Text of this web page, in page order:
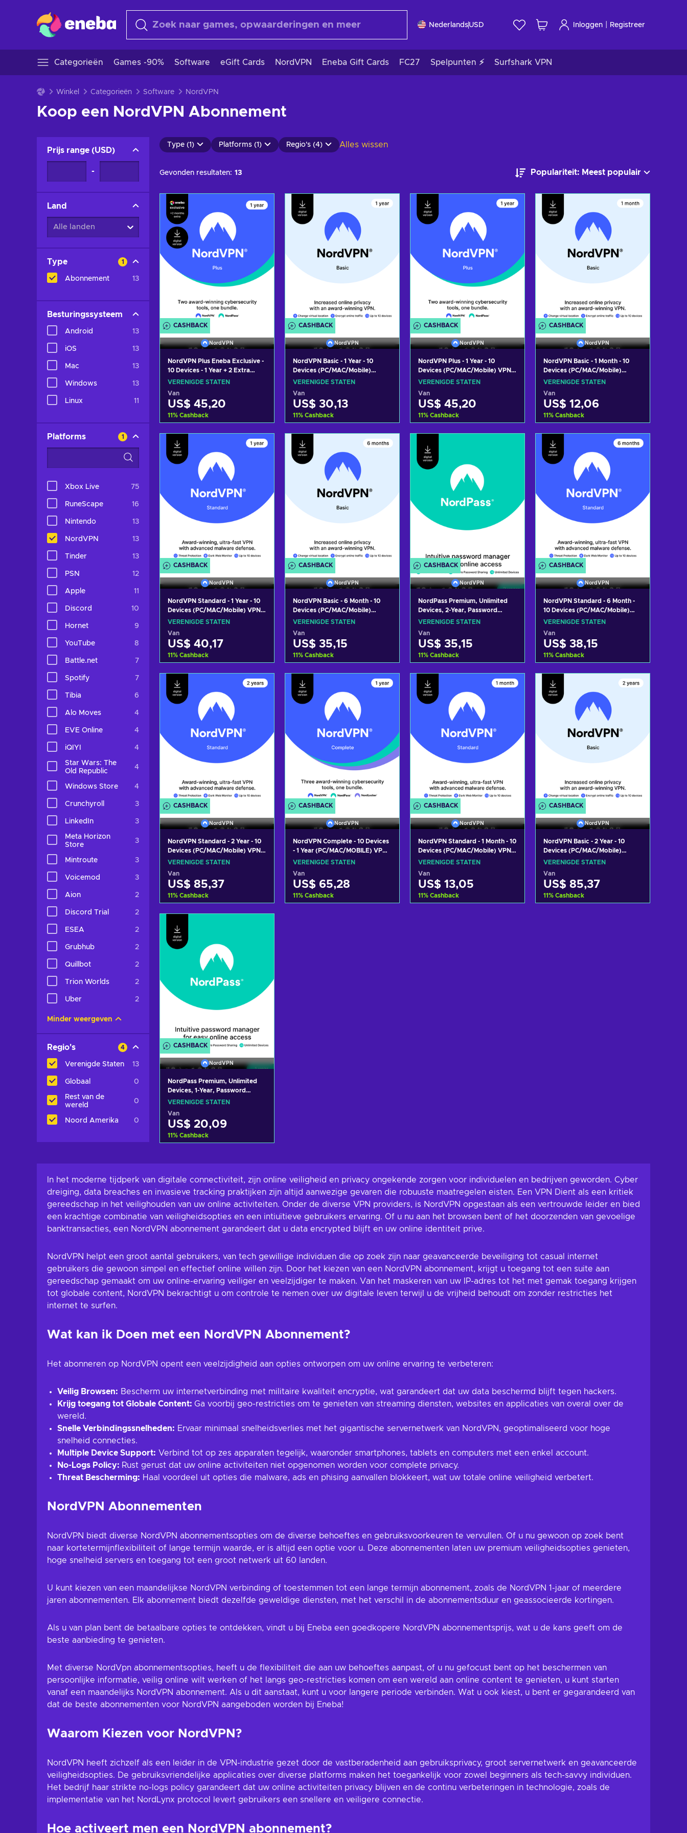
NederlandsUSD Inloggen Registreer
Categorieën Games -90% Software eGift Cards NordVPN Eneba Gift Cards FC27 Spelpunten ⚡ Surfshark VPN
Winkel Categorieën Software NordVPN
Koop een NordVPN Abonnement
Prijs range (USD)
-
Land
Alle landen
Type 1
Abonnement 13
Besturingssysteem
Android 13
iOS 13
Mac 13
Windows 13
Linux 11
Platforms 1
Xbox Live 75
RuneScape 16
Nintendo 13
NordVPN 13
Tinder 13
PSN 12
Apple 11
Discord 10
Hornet 9
YouTube 8
Battle.net 7
Spotify 7
Tibia 6
Alo Moves 4
EVE Online 4
iQIYI 4
Star Wars: The
Old Republic
4
Windows Store 4
Crunchyroll 3
LinkedIn 3
Meta Horizon
Store
3
Mintroute 3
Voicemod 3
Aion 2
Discord Trial 2
ESEA 2
Grubhub 2
Quillbot 2
Trion Worlds 2
Uber 2
Minder weergeven
Regio's 4
Verenigde Staten 13
Globaal 0
Rest van de
wereld
0
Noord Amerika 0
Type (1) Platforms (1) Regio's (4) Alles wissen
Gevonden resultaten: 13 Populariteit: Meest populair
CASHBACK
NordVPN
NordVPN Plus Eneba Exclusive -
10 Devices - 1 Year + 2 Extra
Months (PC/MAC/MOBILE) VPN
Subscription Key UNITED
STATES
VERENIGDE STATEN
Van
US$ 45,20
11% Cashback
Toevoegen aan
Bekijk aanbiedingen
CASHBACK
NordVPN
NordVPN Basic - 1 Year - 10
Devices (PC/MAC/Mobile)
Premium VPN Software
STATES
VERENIGDE STATEN
Van
US$ 30,13
11% Cashback
Toevoegen aan
winkelmandje
Bekijk aanbiedingen
CASHBACK
NordVPN
NordVPN Plus - 1 Year - 10
Devices (PC/MAC/Mobile) VPN &
Cybersecurity Software
STATES
VERENIGDE STATEN
Van
US$ 45,20
11% Cashback
Toevoegen aan
Bekijk aanbiedingen
CASHBACK
NordVPN
NordVPN Basic - 1 Month - 10
Devices (PC/MAC/Mobile)
Premium VPN Software
STATES
VERENIGDE STATEN
Van
US$ 12,06
11% Cashback
Toevoegen aan
winkelmandje
Bekijk aanbiedingen
CASHBACK
NordVPN
NordVPN Standard - 1 Year - 10
Devices (PC/MAC/Mobile) VPN &
Cybersecurity Software
STATES
VERENIGDE STATEN
Van
US$ 40,17
11% Cashback
Toevoegen aan
winkelmandje
Bekijk aanbiedingen
CASHBACK
NordVPN
NordVPN Basic - 6 Month - 10
Devices (PC/MAC/Mobile)
Premium VPN Software
STATES
VERENIGDE STATEN
Van
US$ 35,15
11% Cashback
Toevoegen aan
Bekijk aanbiedingen
CASHBACK
NordVPN
NordPass Premium, Unlimited
Devices, 2-Year, Password
Manager (PC/Mac/Mobile)
STATES
VERENIGDE STATEN
Van
US$ 35,15
11% Cashback
Toevoegen aan
winkelmandje
Bekijk aanbiedingen
CASHBACK
NordVPN
NordVPN Standard - 6 Month -
10 Devices (PC/MAC/Mobile)
VPN & Cybersecurity Software
STATES
VERENIGDE STATEN
Van
US$ 38,15
11% Cashback
Toevoegen aan
winkelmandje
Bekijk aanbiedingen
CASHBACK
NordVPN
NordVPN Standard - 2 Year - 10
Devices (PC/MAC/Mobile) VPN &
Cybersecurity Software
STATES
VERENIGDE STATEN
Van
US$ 85,37
11% Cashback
Toevoegen aan
Bekijk aanbiedingen
CASHBACK
NordVPN
NordVPN Complete - 10 Devices
- 1 Year (PC/MAC/MOBILE) VPN
& Cybersecurity Software
STATES
VERENIGDE STATEN
Van
US$ 65,28
11% Cashback
CASHBACK
NordVPN
NordVPN Standard - 1 Month - 10
Devices (PC/MAC/Mobile) VPN &
Cybersecurity Software
STATES
VERENIGDE STATEN
Van
US$ 13,05
11% Cashback
CASHBACK
NordVPN
NordVPN Basic - 2 Year - 10
Devices (PC/MAC/Mobile)
Premium VPN Software
STATES
VERENIGDE STATEN
Van
US$ 85,37
11% Cashback
CASHBACK
NordVPN
NordPass Premium, Unlimited
Devices, 1-Year, Password
Manager (PC/Mac/Mobile)
STATES
VERENIGDE STATEN
Van
US$ 20,09
11% Cashback
Bekijk aanbiedingen
In het moderne tijdperk van digitale connectiviteit, zijn online veiligheid en privacy ongekende zorgen voor individuelen en bedrijven geworden. Cyber
dreiging, data breaches en invasieve tracking praktijken zijn altijd aanwezige gevaren die robuuste maatregelen eisten. Een VPN Dient als een kritiek
gereedschap in het veilighouden van uw online activiteiten. Onder de diverse VPN providers, is NordVPN opgestaan als een vertrouwde leider en bied
een krachtige combinatie van veiligheidsopties en een intiuïtieve gebruikers ervaring. Of u nu aan het browsen bent of het doorzenden van gevoelige
banktransacties, een NordVPN abonnement garandeert dat u data encrypted blijft en uw online identiteit prive.
NordVPN helpt een groot aantal gebruikers, van tech gewillige individuen die op zoek zijn naar geavanceerde beveiliging tot casual internet
gebruikers die gewoon simpel en effectief online willen zijn. Door het kiezen van een NordVPN abonnement, krijgt u toegang tot een suite aan
gereedschap gemaakt om uw online-ervaring veiliger en veelzijdiger te maken. Van het maskeren van uw IP-adres tot het met gemak toegang krijgen
tot globale content, NordVPN bekrachtigt u om controle te nemen over uw digitale leven terwijl u de vrijheid behoudt om zonder restricties het
internet te surfen.
Wat kan ik Doen met een NordVPN Abonnement?
Het abonneren op NordVPN opent een veelzijdigheid aan opties ontworpen om uw online ervaring te verbeteren:
Veilig Browsen: Bescherm uw internetverbinding met militaire kwaliteit encryptie, wat garandeert dat uw data beschermd blijft tegen hackers.
Krijg toegang tot Globale Content: Ga voorbij geo-restricties om te genieten van streaming diensten, websites en applicaties van overal over de
wereld.
Snelle Verbindingssnelheden: Ervaar minimaal snelheidsverlies met het gigantische servernetwerk van NordVPN, geoptimaliseerd voor hoge
snelheid connecties.
Multiple Device Support: Verbind tot op zes apparaten tegelijk, waaronder smartphones, tablets en computers met een enkel account.
No-Logs Policy: Rust gerust dat uw online activiteiten niet opgenomen worden voor complete privacy.
Threat Bescherming: Haal voordeel uit opties die malware, ads en phising aanvallen blokkeert, wat uw totale online veiligheid verbetert.
NordVPN Abonnementen
NordVPN biedt diverse NordVPN abonnementsopties om de diverse behoeftes en gebruiksvoorkeuren te vervullen. Of u nu gewoon op zoek bent
naar kortetermijnflexibiliteit of lange termijn waarde, er is altijd een optie voor u. Deze abonnementen laten uw premium veiligheidsopties genieten,
hoge snelheid servers en toegang tot een groot netwerk uit 60 landen.
U kunt kiezen van een maandelijkse NordVPN verbinding of toestemmen tot een lange termijn abonnement, zoals de NordVPN 1-jaar of meerdere
jaren abonnementen. Elk abonnement biedt dezelfde geweldige diensten, met het verschil in de abonnementsduur en geassocieerde kortingen.
Als u van plan bent de betaalbare opties te ontdekken, vindt u bij Eneba een goedkopere NordVPN abonnementsprijs, wat u de kans geeft om de
beste aanbieding te genieten.
Met diverse NordVpn abonnementsopties, heeft u de flexibiliteit die aan uw behoeftes aanpast, of u nu gefocust bent op het beschermen van
persoonlijke informatie, veilig online wilt werken of het langs geo-restricties komen om een wereld aan online content te genieten, u kunt starten
vanaf een maandelijks NordVPN abonnement. Als u dit aanstaat, kunt u voor langere periode verbinden. Wat u ook kiest, u bent er gegarandeerd van
dat de beste abonnementen voor NordVPN aangeboden worden bij Eneba!
Waarom Kiezen voor NordVPN?
NordVPN heeft zichzelf als een leider in de VPN-industrie gezet door de vastberadenheid aan gebruiksprivacy, groot servernetwerk en geavanceerde
veiligheidsopties. De gebruiksvriendelijke applicaties over diverse platforms maken het toegankelijk voor zowel beginners als tech-savvy individuen.
Het bedrijf haar strikte no-logs policy garandeert dat uw online activiteiten privacy blijven en de continu verbeteringen in technologie, zoals de
implementatie van het NordLynx protocol levert gebruikers een snellere en veiligere connectie.
Hoe activeert men een NordVPN abonnement?